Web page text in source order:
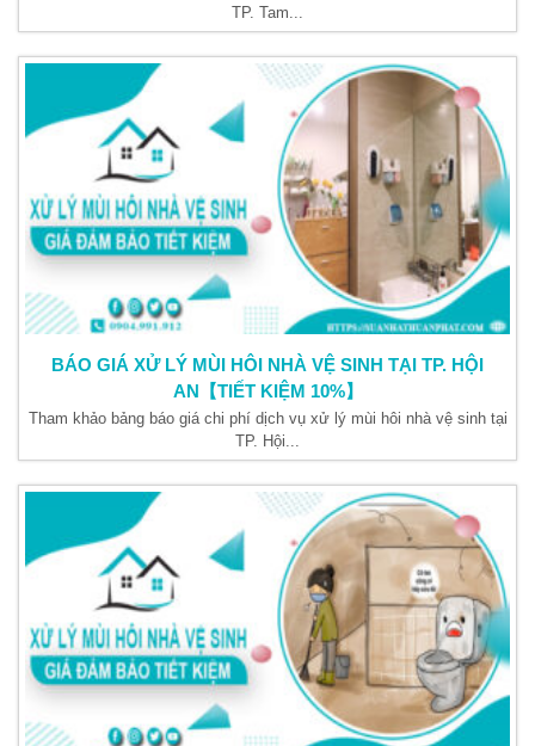
TP. Tam...
BÁO GIÁ XỬ LÝ MÙI HÔI NHÀ VỆ SINH TẠI TP. HỘI
AN【TIẾT KIỆM 10%】
Tham khảo bảng báo giá chi phí dịch vụ xử lý mùi hôi nhà vệ sinh tại
TP. Hội...